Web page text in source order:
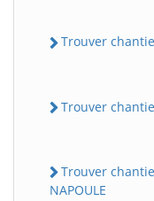
Trouver
Trouver
Trouver
NAPOULE